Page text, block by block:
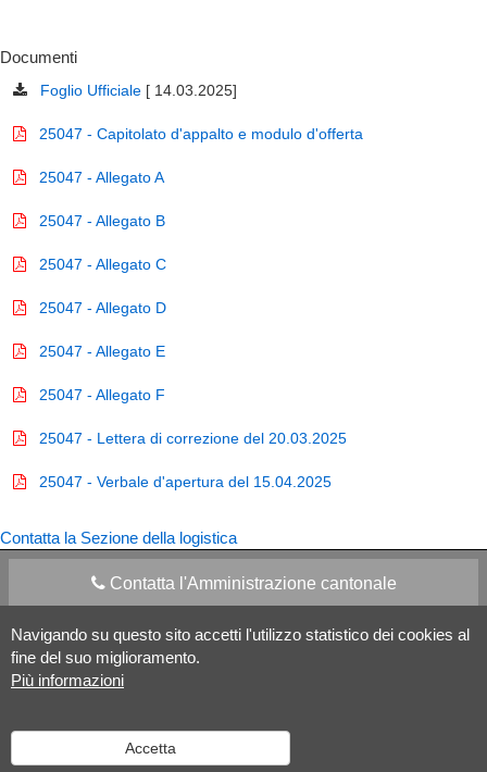
Navigando su questo sito accetti l'utilizzo statistico dei cookies al
fine del suo miglioramento.
Più informazioni
Accetta
Documenti
Foglio Ufficiale [ 14.03.2025]
25047 - Capitolato d'appalto e modulo d'offerta
25047 - Allegato A
25047 - Allegato B
25047 - Allegato C
25047 - Allegato D
25047 - Allegato E
25047 - Allegato F
25047 - Lettera di correzione del 20.03.2025
25047 - Verbale d'apertura del 15.04.2025
Contatta la Sezione della logistica
Contatta l'Amministrazione cantonale
Apps Mobile Social media
Versione desktop Informazioni legali